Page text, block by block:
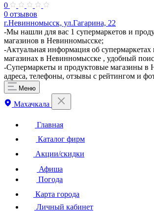
0
0 отзывов
г.Невинномысск, ул.Гагарина, 22
​-Мы нашли для вас 1 супермаркетов и
магазинов в Невинномысске;
-Актуальная информация об
магазинах в Невинномысске , удобный
-Супермаркеты и продуктовые магазины в
адреса, телефоны, отзывы с рейтингом и
Меню
Махачкала
Главная
Каталог фирм
Акции/скидки
Афиша
Погода
Карта города
Личный кабинет